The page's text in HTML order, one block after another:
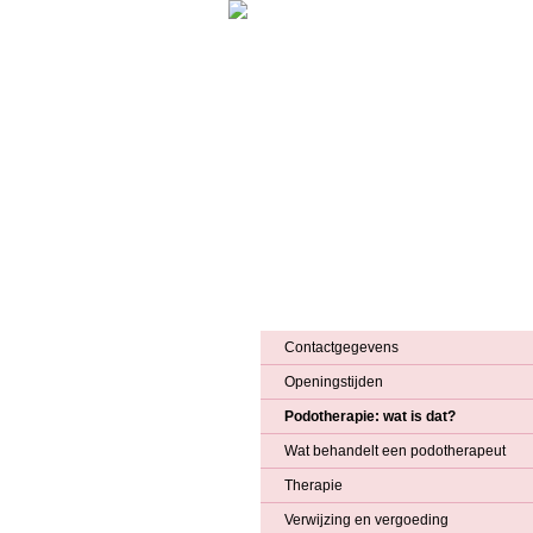
Contactgegevens
Openingstijden
Podotherapie: wat is dat?
Wat behandelt een podotherapeut
Therapie
Verwijzing en vergoeding